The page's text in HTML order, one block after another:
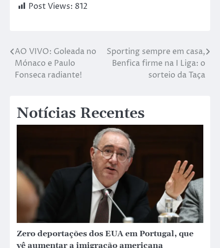
Post Views: 812
AO VIVO: Goleada no
Mónaco e Paulo
Fonseca radiante!
Sporting sempre em casa,
Benfica firme na I Liga: o
sorteio da Taça
Notícias Recentes
Zero deportações dos EUA em Portugal, que
vê aumentar a imigração americana